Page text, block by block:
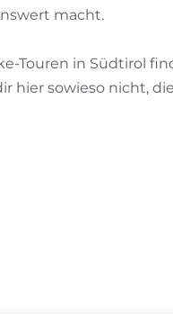
macht.
Touren in Südtirol
hier sowieso nicht,